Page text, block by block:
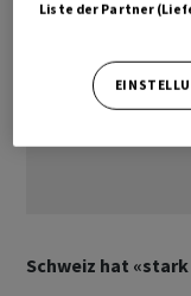
Schweiz hat
Liste der Partner